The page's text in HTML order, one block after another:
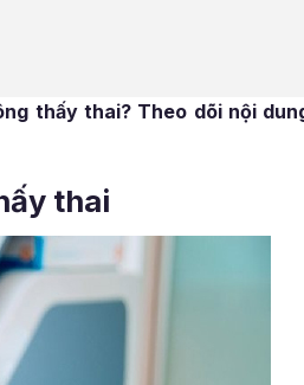
thấy thai? Theo dõi nội
thai